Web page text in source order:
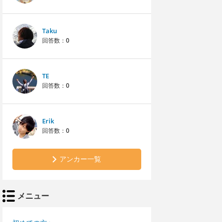
Taku
回答数： 0
TE
回答数： 0
Erik
回答数： 0
アンカー一覧
メニュー